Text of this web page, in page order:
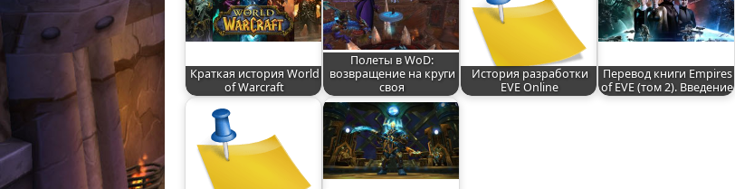
Краткая история World
of Warcraft
Полеты в WoD:
возвращение на круги
своя
История разработки
EVE Online
Перевод книги Empires
of EVE (том 2). Введение